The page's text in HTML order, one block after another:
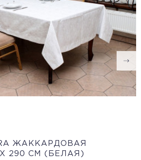
ЖАККАРДОВАЯ
290 СМ (БЕЛАЯ)